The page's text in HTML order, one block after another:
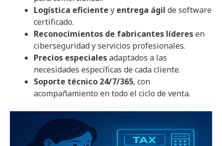
Logística eficiente y entrega ágil de software
certificado.
Reconocimientos de fabricantes líderesen
ciberseguridad y servicios profesionales.
Precios especialesadaptados a las
necesidades específicas de cada cliente.
Soporte técnico 24/7/365, con
acompañamiento en todo el ciclo de venta.